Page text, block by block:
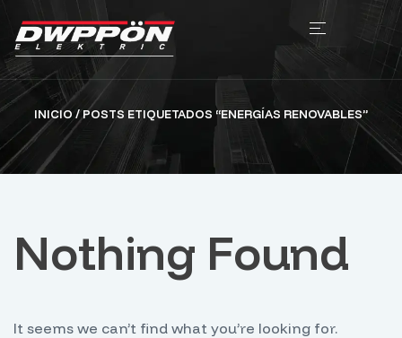
INICIO / POSTS ETIQUETADOS “ENERGÍAS RENOVABLES”
Nothing Found
It seems we can’t find what you’re looking for.